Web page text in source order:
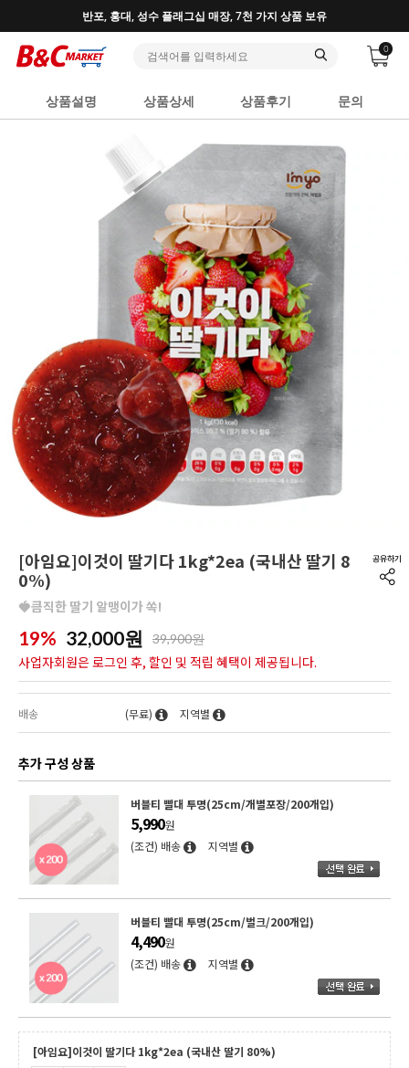
♥ 회원가입 특별혜택 (사업자 추가혜택) ♥
0
상품설명 상품상세 상품후기 문의
[아임요]이것이 딸기다 1kg*2ea (국내산 딸기 8
0%)
🍓큼직한 딸기 알맹이가 쏙!
19% 32,000원 39,900원
사업자회원은 로그인 후, 할인 및 적립 혜택이 제공됩니다.
배송 (무료) 지역별
추가 구성 상품
버블티 빨대 투명(25cm/개별포장/200개입)
5,990원
(조건) 배송
지역별
버블티 빨대 투명(25cm/벌크/200개입)
4,490원
(조건) 배송
지역별
[아임요]이것이 딸기다 1kg*2ea (국내산 딸기 80%)